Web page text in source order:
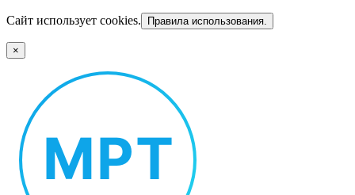
Сайт использует cookies. Правила использования.
×